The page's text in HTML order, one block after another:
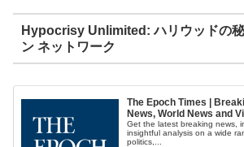
Hypocrisy Unlimited: ハリウッドの
ン ネットワーク
The Epoch Times |
News, World News and
Get the latest breaking news,
insightful analysis on a wide
politics,...